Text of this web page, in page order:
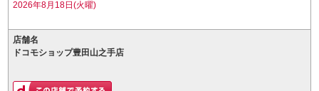
2026年8月18日(火曜)
店舗名
ドコモショップ豊田山之手店